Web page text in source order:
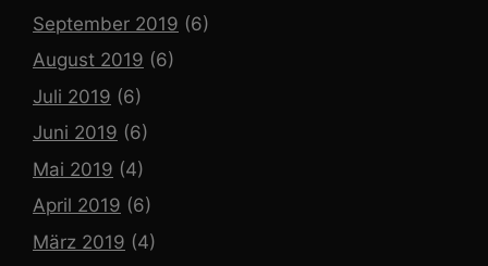
September 2019 (6)
August 2019 (6)
Juli 2019 (6)
Juni 2019 (6)
Mai 2019 (4)
April 2019 (6)
März 2019 (4)